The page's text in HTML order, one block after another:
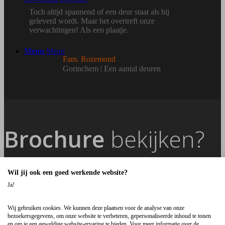
Menu Menu
Toch altijd spannend of een deur staat als hij
geleverd wordt. Maar het overtreft onze
verwachtingen! Als een plaatje.
Fam. Rozemond
Gorinchem | Een aantal deuren
Brochure bekijken?
Download brochure
Wil jij ook een goed werkende website?
Ja!
Wij gebruiken cookies. We kunnen deze plaatsen voor de analyse van onze
bezoekersgegevens, om onze website te verbeteren, gepersonaliseerde inhoud te tonen